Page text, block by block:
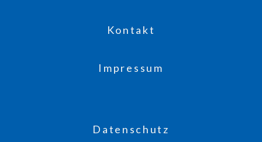
Kontakt
Impressum
Datenschutz